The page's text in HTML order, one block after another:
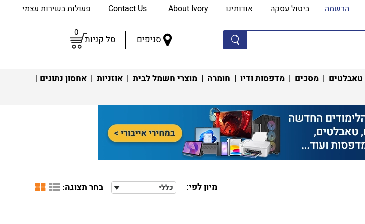
הרשמה ביטול עסקה אודותינו About Ivory פעולות בשירות עצמי
סניפים סל קניות
0
טאבלטים | מסכים | מדפסות ודיו | חומרה | מוצרי חשמל לבית | אוזניות | אחסון נתונים |
מיון לפי: כללי בחר תצוגה: